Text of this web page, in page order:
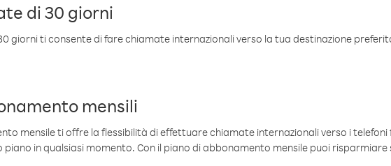
di 30 giorni
giorni ti consente di fare chiamate internazionali verso la tua destinazione
mensili
mensile ti offre la flessibilità di effettuare chiamate internazionali verso i telefoni
piano in qualsiasi momento. Con il piano di abbonamento mensile puoi